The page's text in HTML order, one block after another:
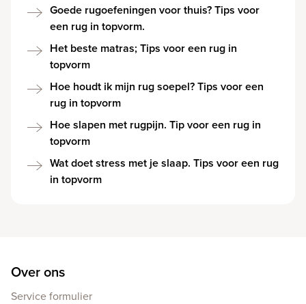
Goede rugoefeningen voor thuis? Tips voor
een rug in topvorm.
Het beste matras; Tips voor een rug in
topvorm
Hoe houdt ik mijn rug soepel? Tips voor een
rug in topvorm
Hoe slapen met rugpijn. Tip voor een rug in
topvorm
Wat doet stress met je slaap. Tips voor een rug
in topvorm
Over ons
Service formulier